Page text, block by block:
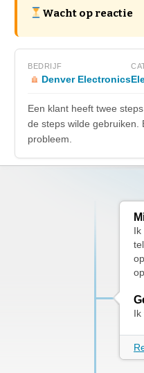
Wacht op reactie
BEDRIJF
Denver Electronics
Een klant heeft twee
de steps wilde gebruiken.
probleem.
Ik
Ik